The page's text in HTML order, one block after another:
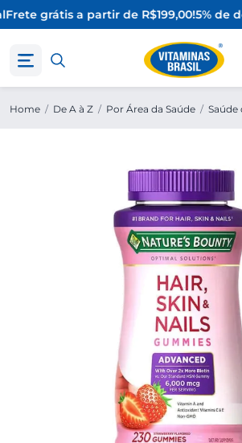
Frete grátis a partir de R$199,00!5% de
Home / De A à Z / Por Área da Saúde / Saúde